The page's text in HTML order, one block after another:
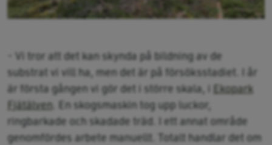
- Vi tror att det kan skynda på bildning av de
substrat vi vill ha, men det är på försöksstadiet. I år
är första gången vi gör det i större skala, i Ekopark
Fjätälven . En skogsmaskin tog upp luckor,
ringbarkade och skadade träd. I ett annat område
genomfördes arbete manuellt. Totalt handlar det om